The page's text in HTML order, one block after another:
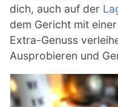
dich, auch auf der
dem Gericht mit einer
Extra-Genuss
Ausprobieren und